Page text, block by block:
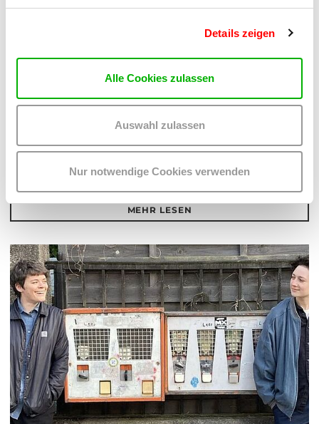
Details zeigen
Alle Cookies zulassen
Auswahl zulassen
Nur notwendige Cookies verwenden
MEL*E
PLATZKONZERTE 2026
20.30
MEHR LESEN